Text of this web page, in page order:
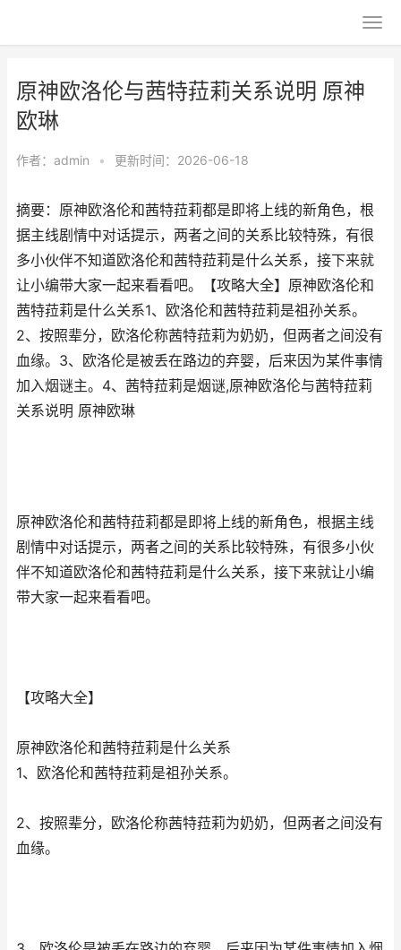
原神欧洛伦与茜特菈莉关系说明 原神
欧琳
作者： admin • 更新时间：2026-06-18
摘要：原神欧洛伦和茜特菈莉都是即将上线的新角色，根
据主线剧情中对话提示，两者之间的关系比较特殊，有很
多小伙伴不知道欧洛伦和茜特菈莉是什么关系，接下来就
让小编带大家一起来看看吧。【攻略大全】原神欧洛伦和
茜特菈莉是什么关系1、欧洛伦和茜特菈莉是祖孙关系。
2、按照辈分，欧洛伦称茜特菈莉为奶奶，但两者之间没有
血缘。3、欧洛伦是被丢在路边的弃婴，后来因为某件事情
加入烟谜主。4、茜特菈莉是烟谜,原神欧洛伦与茜特菈莉
关系说明 原神欧琳
原神欧洛伦和茜特菈莉都是即将上线的新角色，根据主线
剧情中对话提示，两者之间的关系比较特殊，有很多小伙
伴不知道欧洛伦和茜特菈莉是什么关系，接下来就让小编
带大家一起来看看吧。
【攻略大全】
原神欧洛伦和茜特菈莉是什么关系
1、欧洛伦和茜特菈莉是祖孙关系。
2、按照辈分，欧洛伦称茜特菈莉为奶奶，但两者之间没有
血缘。